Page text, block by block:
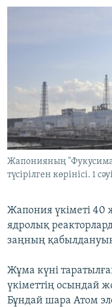
Skip
Русский
ЖАЗЫЛЫҢЫЗ
Басқа тілдерде
Жапонияның
түсірілген көрінісі. 1
Жапония үкіметі 40
ядролық
заңның
Жұма күні
үкіметтің осындай
Бұндай шара Атом